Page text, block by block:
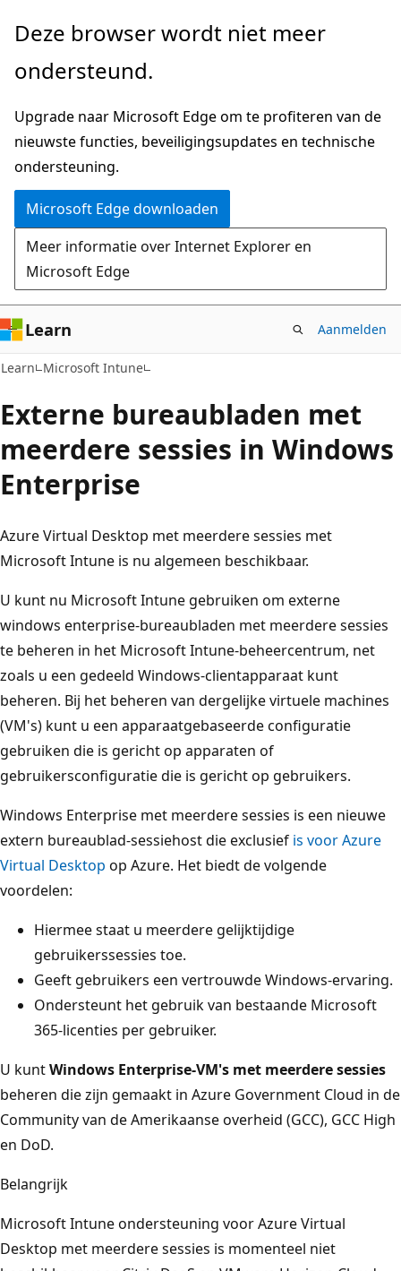
Naar
gaan
Deze browser wordt niet meer
ondersteund.
Upgrade naar Microsoft Edge om te profiteren van de
nieuwste functies, beveiligingsupdates en technische
ondersteuning.
Microsoft Edge downloaden
Meer informatie over Internet Explorer en
Microsoft Edge
Learn Aanmelden
Learn Microsoft Intune
Externe bureaubladen met
meerdere sessies in Windows
Enterprise
Azure Virtual Desktop met meerdere sessies met
Microsoft Intune is nu algemeen beschikbaar.
U kunt nu Microsoft Intune gebruiken om externe
windows enterprise-bureaubladen met meerdere sessies
te beheren in het Microsoft Intune-beheercentrum, net
zoals u een gedeeld Windows-clientapparaat kunt
beheren. Bij het beheren van dergelijke virtuele machines
(VM's) kunt u een apparaatgebaseerde configuratie
gebruiken die is gericht op apparaten of
gebruikersconfiguratie die is gericht op gebruikers.
Windows Enterprise met meerdere sessies is een nieuwe
extern bureaublad-sessiehost die exclusief is voor Azure
Virtual Desktop op Azure. Het biedt de volgende
voordelen:
Hiermee staat u meerdere gelijktijdige
gebruikerssessies toe.
Geeft gebruikers een vertrouwde Windows-ervaring.
Ondersteunt het gebruik van bestaande Microsoft
365-licenties per gebruiker.
U kuntWindows Enterprise-VM's met meerdere sessies
beheren die zijn gemaakt in Azure Government Cloud in de
Community van de Amerikaanse overheid (GCC), GCC High
en DoD.
Belangrijk
Microsoft Intune ondersteuning voor Azure Virtual
Desktop met meerdere sessies is momenteel niet